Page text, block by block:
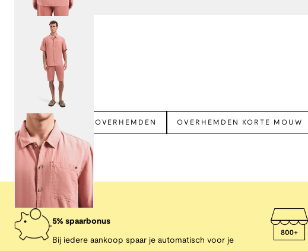
Bekijk meer
NO EXCESS OVERHEMDEN OVERHEMDEN KORTE MOUW
5% spaarbonus
Bij iedere aankoop spaar je automatisch voor je